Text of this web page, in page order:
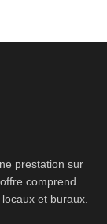
prestation sur
comprend
et buraux.